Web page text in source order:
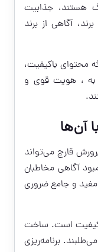
هستند، جذابیت
آگاهی از برند
محتوای باکیفیت،
به ، هویت قوی و
آن‌ها
قارچ می‌تواند
آگاهی مخاطبان
و جامع ضروری
است. ساخت
برنامه‌ریزی